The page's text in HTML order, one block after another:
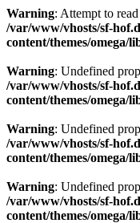
Warning: Attempt to
/var/www/vhosts/sf-
content/themes/omega/
Warning: Undefined
/var/www/vhosts/sf-
content/themes/omega/
Warning: Undefined
/var/www/vhosts/sf-
content/themes/omega/
Warning: Undefined
/var/www/vhosts/sf-
content/themes/omega/